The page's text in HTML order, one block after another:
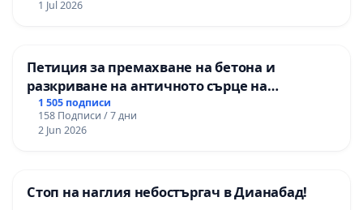
1 Jul 2026
Петиция за премахване на бетона и
разкриване на античното сърце на
Могиланската могила във Враца
1 505 подписи
158 Подписи / 7 дни
2 Jun 2026
Стоп на наглия небостъргач в Дианабад!